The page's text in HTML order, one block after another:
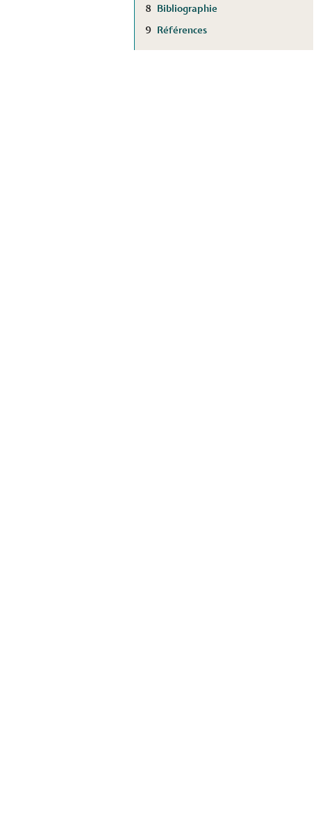
8 Bibliographie
9 Références